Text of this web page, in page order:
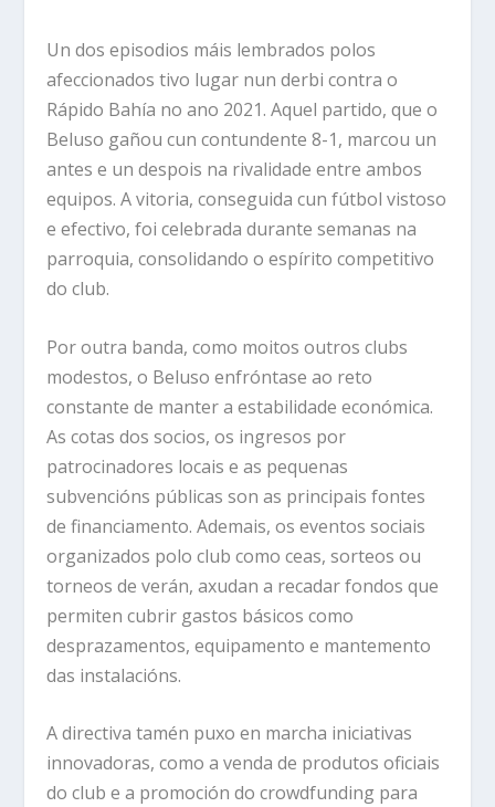
Un dos episodios máis lembrados polos
afeccionados tivo lugar nun derbi contra o
Rápido Bahía no ano 2021. Aquel partido, que o
Beluso gañou cun contundente 8-1, marcou un
antes e un despois na rivalidade entre ambos
equipos. A vitoria, conseguida cun fútbol vistoso
e efectivo, foi celebrada durante semanas na
parroquia, consolidando o espírito competitivo
do club.
Por outra banda, como moitos outros clubs
modestos, o Beluso enfróntase ao reto
constante de manter a estabilidade económica.
As cotas dos socios, os ingresos por
patrocinadores locais e as pequenas
subvencións públicas son as principais fontes
de financiamento. Ademais, os eventos sociais
organizados polo club como ceas, sorteos ou
torneos de verán, axudan a recadar fondos que
permiten cubrir gastos básicos como
desprazamentos, equipamento e mantemento
das instalacións.
A directiva tamén puxo en marcha iniciativas
innovadoras, como a venda de produtos oficiais
do club e a promoción do crowdfunding para